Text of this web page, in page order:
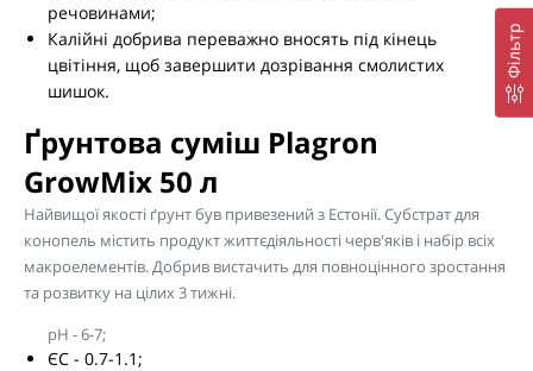
Фільтр
речовинами;
Калійні добрива переважно вносять під кінець
цвітіння, щоб завершити дозрівання смолистих
шишок.
Ґрунтова суміш Plagron
GrowMix 50 л
Найвищої якості ґрунт був привезений з Естонії. Субстрат для
конопель містить продукт життєдіяльності черв'яків і набір всіх
макроелементів. Добрив вистачить для повноцінного зростання
та розвитку на цілих 3 тижні.
pH - 6-7;
ЄС - 0.7-1.1;